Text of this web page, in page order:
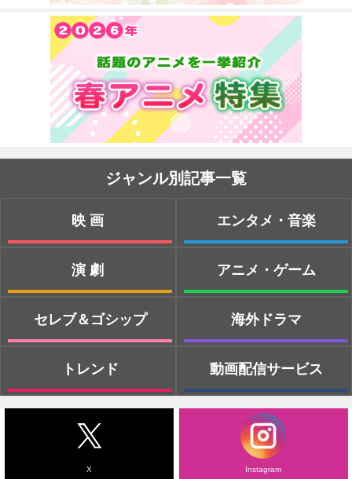
ジャンル別記事一覧
映画
演劇
セレブ＆ゴシップ
トレンド
エンタメ・音楽
アニメ・ゲーム
海外ドラマ
動画配信サービス
X Instagram